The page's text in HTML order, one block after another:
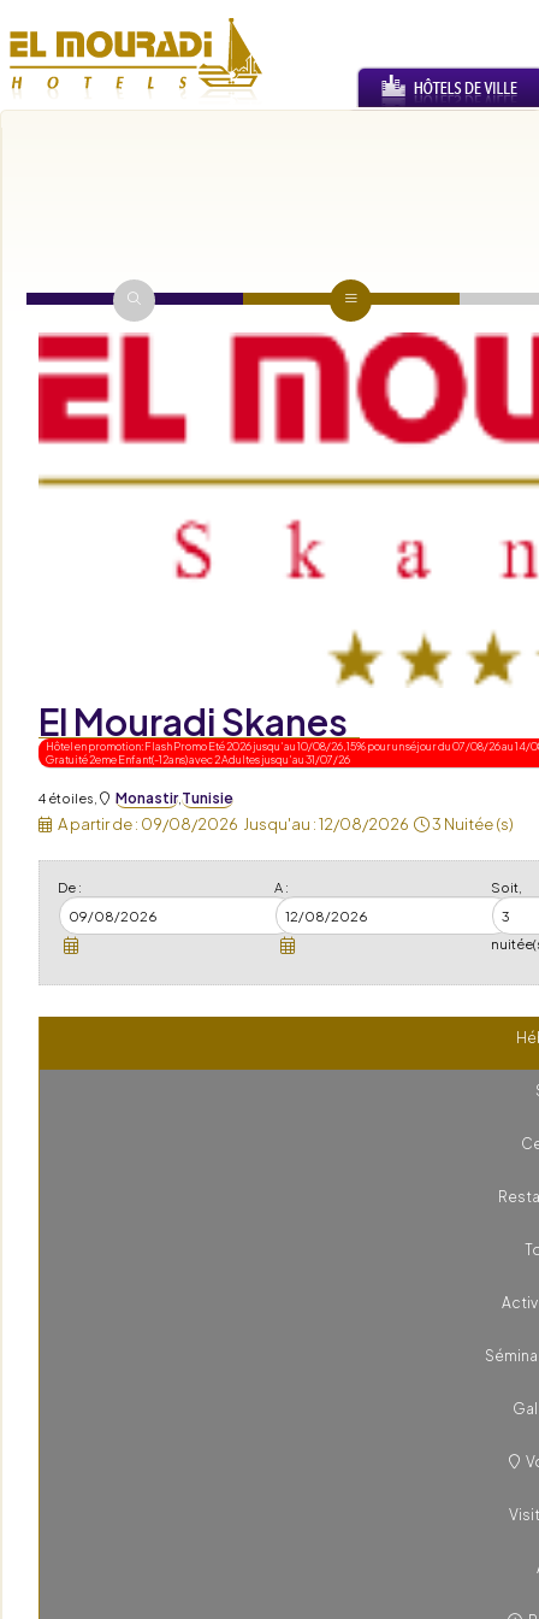
El Mouradi Skanes
Hôtel en promotion: Flash Promo Eté 2026 jusqu'au 10/08/26, 15% pour un séjour du 07/08/26 au
Gratuité 2eme Enfant(-12ans) avec 2 Adultes jusqu'au 31/07/26
4 étoiles Monastir,Tunisie
A partir de : 09/08/2026 Jusqu'au :12/08/2026 3 Nuitée (s)
De : A : Soit,